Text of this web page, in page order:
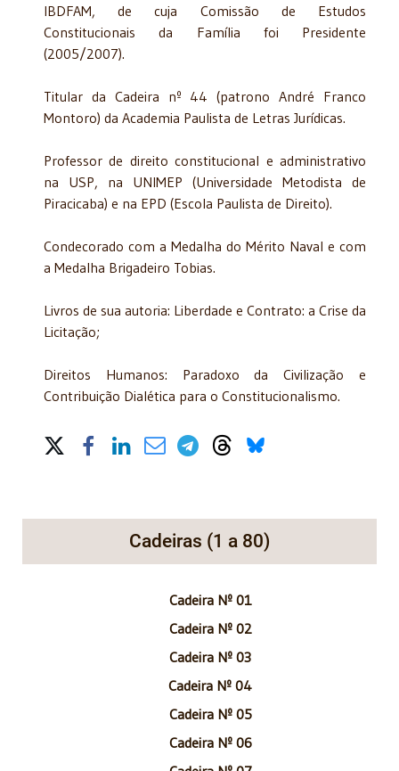
IBDFAM, de cuja Comissão de Estudos
Constitucionais da Família foi Presidente
(2005/2007).
Titular da Cadeira nº 44 (patrono André Franco
Montoro) da Academia Paulista de Letras Jurídicas.
Professor de direito constitucional e administrativo
na USP, na UNIMEP (Universidade Metodista de
Piracicaba) e na EPD (Escola Paulista de Direito).
Condecorado com a Medalha do Mérito Naval e com
a Medalha Brigadeiro Tobias.
Livros de sua autoria: Liberdade e Contrato: a Crise da
Licitação;
Direitos Humanos: Paradoxo da Civilização e
Contribuição Dialética para o Constitucionalismo.
Share on Social Media
Cadeiras (1 a 80)
Cadeira Nº 01
Cadeira Nº 02
Cadeira Nº 03
Cadeira Nº 04
Cadeira Nº 05
Cadeira Nº 06